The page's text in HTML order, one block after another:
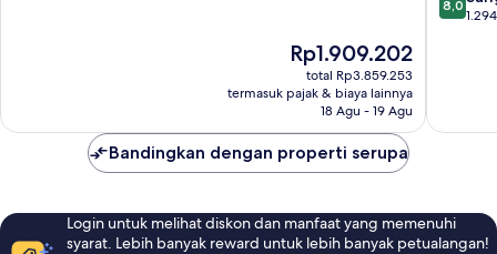
Harga
sekarang
Rp1.909.202
Rp1.909.202
total Rp3.859.253
termasuk pajak & biaya lainnya
18 Agu - 19 Agu
dari
8,0
Bandingkan dengan properti serupa
Login untuk melihat diskon dan manfaat yang memenuhi
syarat. Lebih banyak reward untuk lebih banyak petualangan!